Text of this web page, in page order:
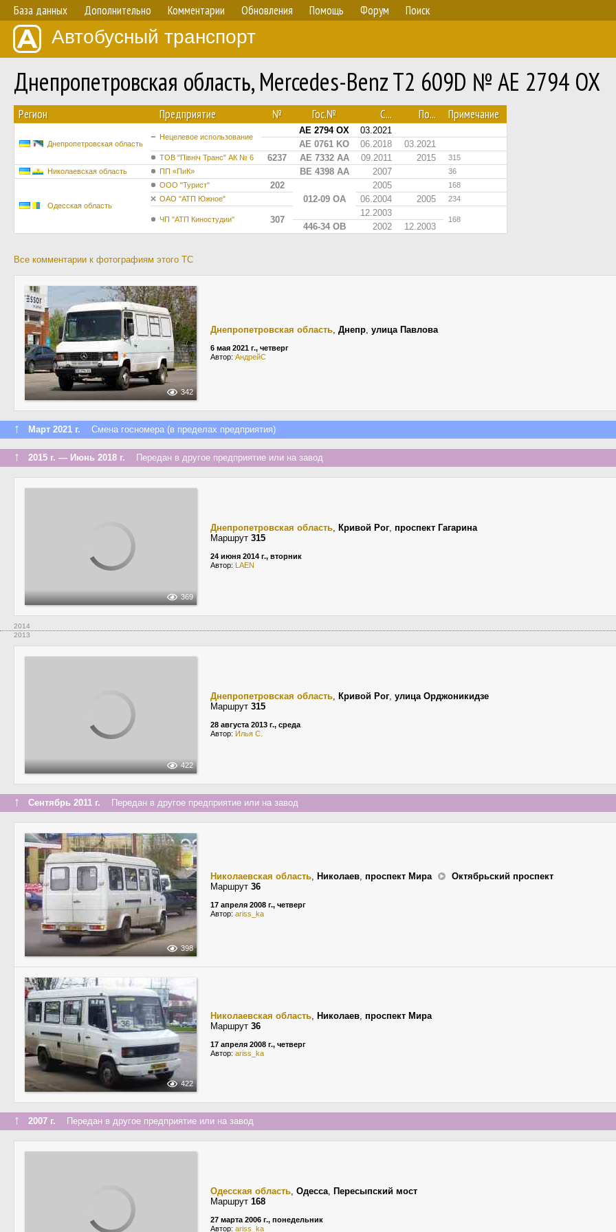
База данных Дополнительно Комментарии Обновления Помощь Форум Поиск
Автобусный транспорт
Днепропетровская область, Mercedes-Benz T2 609D № AE 2794 OX
Регион Предприятие № Гос.№ С... По... Примечание
Днепропетровская область
Нецелевое использование
AE 2794 OX
03.2021
AE 0761 KO
06.2018 03.2021
ТОВ "Північ Транс" АК № 6 6237 AE 7332 AA 09.2011 2015
315
Николаевская область
ПП «ПиК» BE 4398 AA 2007 36
Одесская область
ООО "Турист"
202
012-09 ОА
2005
168
ОАО "АТП Южное"
06.2004 2005 234
ЧП "АТП Киностудии" 307
12.2003
168
446-34 ОВ 2002 12.2003
Все комментарии к фотографиям этого ТС
342
Днепропетровская область, Днепр, улица Павлова
6 мая 2021 г., четверг
Автор: АндрейС
↑ Март 2021 г. Смена госномера (в пределах предприятия)
↑ 2015 г. — Июнь 2018 г. Передан в другое предприятие или на завод
369
Днепропетровская область, Кривой Рог, проспект Гагарина
Маршрут 315
24 июня 2014 г., вторник
Автор: LAEN
2014
2013
422
Днепропетровская область, Кривой Рог, улица Орджоникидзе
Маршрут 315
28 августа 2013 г., среда
Автор: Илья С.
↑ Сентябрь 2011 г. Передан в другое предприятие или на завод
398
Николаевская область, Николаев, проспект Мира
Октябрьский проспект
Маршрут 36
17 апреля 2008 г., четверг
Автор: ariss_ka
422
Николаевская область, Николаев, проспект Мира
Маршрут 36
17 апреля 2008 г., четверг
Автор: ariss_ka
↑ 2007 г. Передан в другое предприятие или на завод
Одесская область, Одесса, Пересыпский мост
Маршрут 168
27 марта 2006 г., понедельник
Автор: ariss_ka